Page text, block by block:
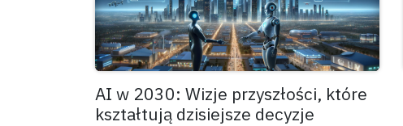
AI w 2030: Wizje przyszłości, które
kształtują dzisiejsze decyzje